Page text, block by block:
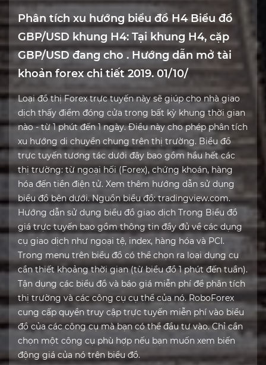
Phân tích xu hướng biểu đồ H4 Biểu đồ
GBP/USD khung H4: Tại khung H4, cặp
GBP/USD đang cho . Hướng dẫn mở tài
khoản forex chi tiết 2019. 01/10/
Loại đồ thị Forex trực tuyến này sẽ giúp cho nhà giao
dịch thấy điểm đóng cửa trong bất kỳ khung thời gian
nào - từ 1 phút đến 1 ngày. Điều này cho phép phân tích
xu hướng di chuyển chung trên thị trường. Biểu đồ
trực tuyến tương tác dưới đây bao gồm hầu hết các
thị trường: từ ngoại hối (Forex), chứng khoán, hàng
hóa đến tiền điện tử. Xem thêm hướng dẫn sử dụng
biểu đồ bên dưới. Nguồn biểu đồ: tradingview.com.
Hướng dẫn sử dụng biểu đồ giao dịch Trong Biểu đồ
giá trực tuyến bao gồm thông tin đầy đủ về các dụng
cụ giao dịch như ngoại tệ, index, hàng hóa và PCI.
Trong menu trên biểu đồ có thể chọn ra loại dụng cụ
cần thiết khoảng thời gian (từ biểu đồ 1 phút đến tuần).
Tận dụng các biểu đồ và báo giá miễn phí để phân tích
thị trường và các công cụ cụ thể của nó. RoboForex
cung cấp quyền truy cập trực tuyến miễn phí vào biểu
đồ của các công cụ mà bạn có thể đầu tư vào. Chỉ cần
chọn một công cụ phù hợp nếu bạn muốn xem biến
động giá của nó trên biểu đồ.